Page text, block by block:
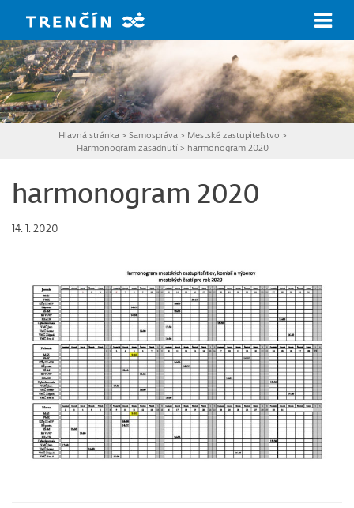
Hlavná stránka > Samospráva > Mestské zastupiteľstvo >
Harmonogram zasadnutí> harmonogram 2020
harmonogram 2020
14. 1. 2020